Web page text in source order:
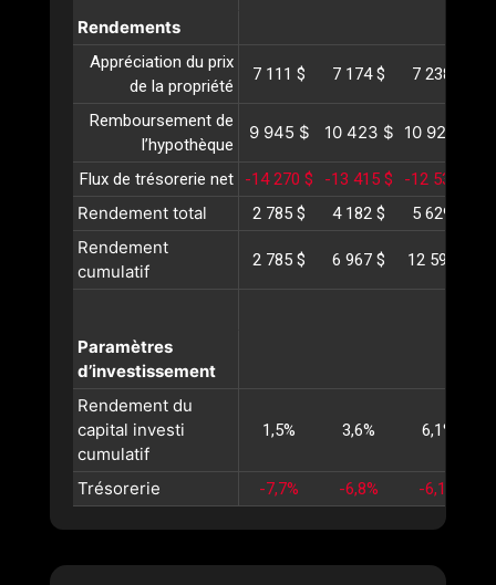
Rendements
Appréciation du prix
de la propriété
7 111 $ 7 174 $ 7 238 $
Remboursement de
l’hypothèque
9 945 $ 10 423 $ 10 924 $
Flux de trésorerie net -14 270 $ -13 415 $ -12 533 $
Rendement total 2 785 $ 4 182 $ 5 629 $
Rendement
cumulatif
2 785 $ 6 967 $ 12 597 $
Paramètres
d’investissement
Rendement du
capital investi
cumulatif
1,5% 3,6% 6,1%
Trésorerie -7,7% -6,8% -6,1%